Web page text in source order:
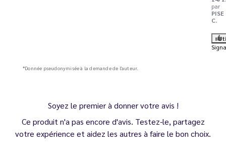
par
PISE
C.
*Donnée pseudonymisée à la demande de l'auteur.
Soyez le premier à donner votre avis !
Ce produit n'a pas encore d'avis. Testez-le, partagez
votre expérience et aidez les autres à faire le bon choix.